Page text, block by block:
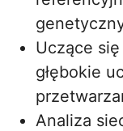
Uczące
głębokie
Analiza